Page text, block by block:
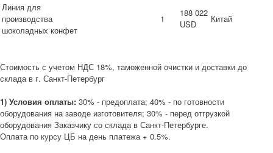
Линия для
производства
шоколадных конфет
1
188 022
USD
Китай
Стоимость с учетом НДС 18%, таможенной очистки и доставки до
склада в г. Санкт-Петербург
1) Условия оплаты: 30% - предоплата; 40% - по готовности
оборудования на заводе изготовителя; 30% - перед отгрузкой
оборудования Заказчику со склада в Санкт-Петербурге.
Оплата по курсу ЦБ на день платежа + 0.5%.